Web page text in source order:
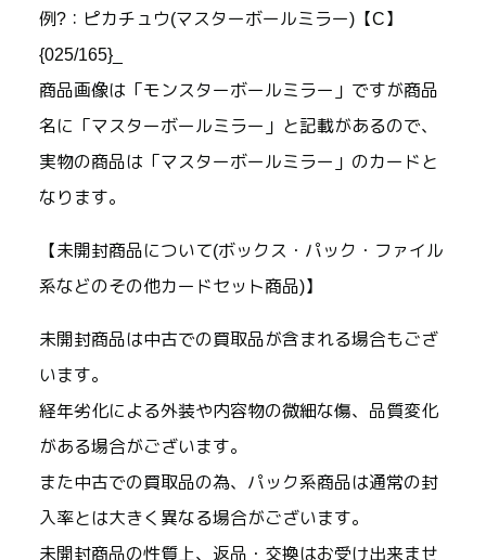
例?：ピカチュウ(マスターボールミラー)【C】
{025/165}_
商品画像は「モンスターボールミラー」ですが商品
名に「マスターボールミラー」と記載があるので、
実物の商品は「マスターボールミラー」のカードと
なります。
【未開封商品について(ボックス・パック・ファイル
系などのその他カードセット商品)】
未開封商品は中古での買取品が含まれる場合もござ
います。
経年劣化による外装や内容物の微細な傷、品質変化
がある場合がございます。
また中古での買取品の為、パック系商品は通常の封
入率とは大きく異なる場合がございます。
未開封商品の性質上、返品・交換はお受け出来ませ